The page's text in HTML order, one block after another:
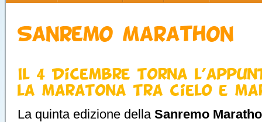
Sanremo Marathon
Il 4 Dicembre torna
la maratona tra cielo e
La quinta edizione dellaSanremo